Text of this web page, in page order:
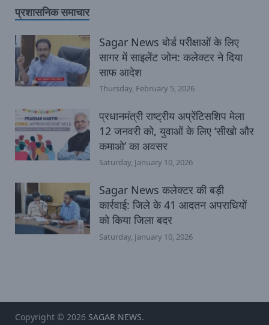
प्रशासनिक समाचार
Sagar News बोर्ड परीक्षाओं के लिए
सागर में साइलेंट जोन: कलेक्टर ने दिया
साफ आदेश
Thursday, February 5, 2026
प्रधानमंत्री राष्ट्रीय अप्रेंटिसशिप मेला
12 जनवरी को, युवाओं के लिए ‘सीखो और
कमाओ’ का अवसर
Saturday, January 10, 2026
Sagar News कलेक्टर की बड़ी
कार्रवाई: जिले के 41 आदतन अपराधियों
को किया जिला बदर
Saturday, January 10, 2026
Copyright © 2026 SAGAR NEWS.